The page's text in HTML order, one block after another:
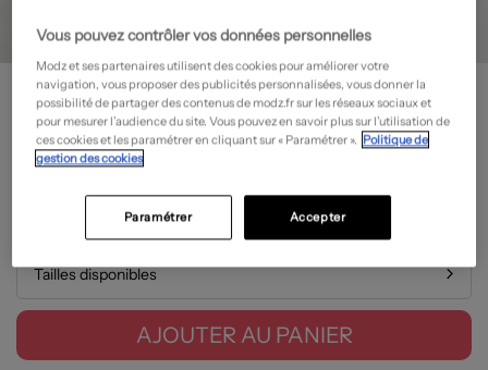
NEW BALANCE
Baskets - Bout rond- Outlet
30,00€
Guide des tailles
Tailles disponibles
AJOUTER AU PANIER
Vous pouvez contrôler vos données personnelles
Modz et ses partenaires utilisent des cookies pour améliorer votre
navigation, vous proposer des publicités personnalisées, vous donner la
possibilité de partager des contenus de modz.fr sur les réseaux sociaux et
pour mesurer l’audience du site. Vous pouvez en savoir plus sur l’utilisation de
ces cookies et les paramétrer en cliquant sur « Paramétrer ». Politique de
gestion des cookies
Accepter
Paramétrer